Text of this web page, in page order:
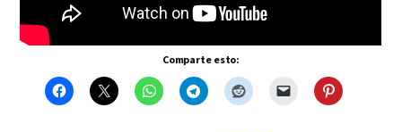
Comparte esto: